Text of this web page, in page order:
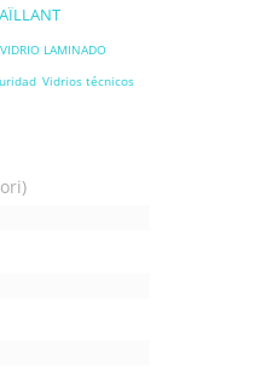
VIDRIO LAMINADO
Vidrios técnicos